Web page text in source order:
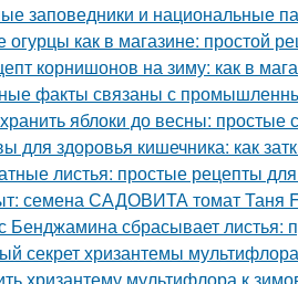
заповедники и национальные
как в магазине: простой
корнишонов на зиму: как в
факты связаны с
яблоки до весны: простые
для здоровья кишечника: как
листья: простые рецепты для
семена САДОВИТА томат Таня
Бенджамина сбрасывает листья:
секрет хризантемы